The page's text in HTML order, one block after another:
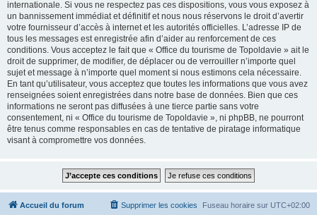
internationale. Si vous ne respectez pas ces dispositions, vous vous exposez à
un bannissement immédiat et définitif et nous nous réservons le droit d’avertir
votre fournisseur d’accès à internet et les autorités officielles. L’adresse IP de
tous les messages est enregistrée afin d’aider au renforcement de ces
conditions. Vous acceptez le fait que « Office du tourisme de Topoldavie » ait le
droit de supprimer, de modifier, de déplacer ou de verrouiller n’importe quel
sujet et message à n’importe quel moment si nous estimons cela nécessaire.
En tant qu’utilisateur, vous acceptez que toutes les informations que vous avez
renseignées soient enregistrées dans notre base de données. Bien que ces
informations ne seront pas diffusées à une tierce partie sans votre
consentement, ni « Office du tourisme de Topoldavie », ni phpBB, ne pourront
être tenus comme responsables en cas de tentative de piratage informatique
visant à compromettre vos données.
Accueil du forum Fuseau horaire sur UTC+02:00
Supprimer les cookies